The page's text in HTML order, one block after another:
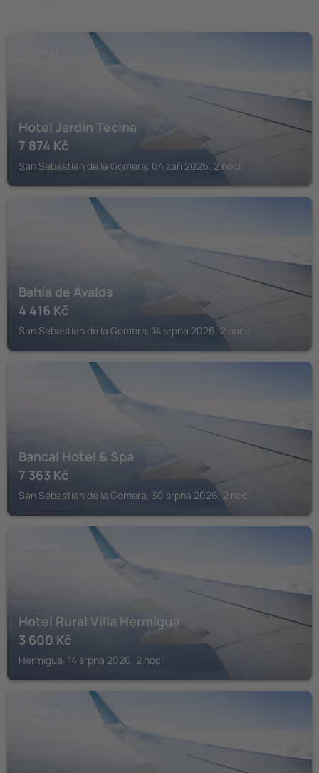
Hotel Jardín Tecina
7 874 Kč
San Sebastian de la Gomera, 04 září 2026, 2 noci
Bahía de Ávalos
4 416 Kč
San Sebastian de la Gomera, 14 srpna 2026, 2 noci
Bancal Hotel & Spa
7 363 Kč
San Sebastian de la Gomera, 30 srpna 2026, 2 noci
Hotel Rural Villa Hermigua
3 600 Kč
Hermigua, 14 srpna 2026, 2 noci